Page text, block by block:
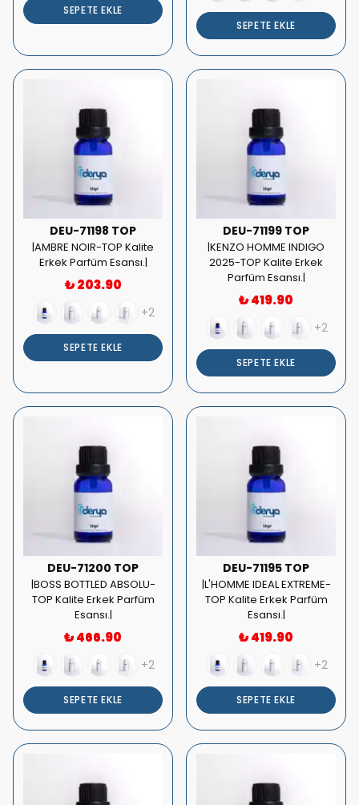
SEPETE EKLE
SEPETE EKLE
DEU-71198 TOP
|AMBRE NOIR-TOP Kalite
Erkek Parfüm Esansı.|
₺ 203.90
+2
SEPETE EKLE
DEU-71199 TOP
|KENZO HOMME INDIGO
2025-TOP Kalite Erkek
Parfüm Esansı.|
₺ 419.90
+2
SEPETE EKLE
DEU-71200 TOP
|BOSS BOTTLED ABSOLU-
TOP Kalite Erkek Parfüm
Esansı.|
₺ 466.90
+2
SEPETE EKLE
DEU-71195 TOP
|L'HOMME IDEAL EXTREME-
TOP Kalite Erkek Parfüm
Esansı.|
₺ 419.90
+2
SEPETE EKLE